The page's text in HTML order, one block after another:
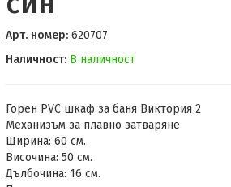
Арт. номер: 620707
Наличност: В наличност
Горен PVC шкаф за баня Виктория 2
Механизъм за плавно затваряне
Ширина: 60 см.
Височина: 50 см.
Дълбочина: 16 см.